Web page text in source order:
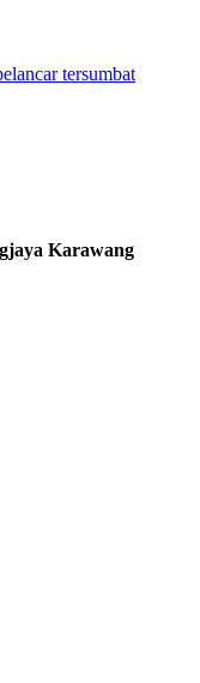
tersumbat
Karawang